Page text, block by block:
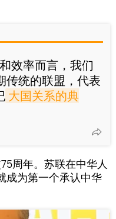
效率而言，我们
传统的联盟，代表
大国关系的典
周年。苏联在中华人
成为第一个承认中华